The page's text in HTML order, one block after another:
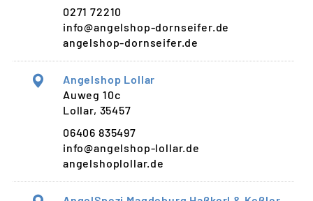
0271 72210
info@angelshop-dornseifer.de
angelshop-dornseifer.de
Angelshop Lollar
Auweg 10c
Lollar, 35457
06406 835497
info@angelshop-lollar.de
angelshoplollar.de